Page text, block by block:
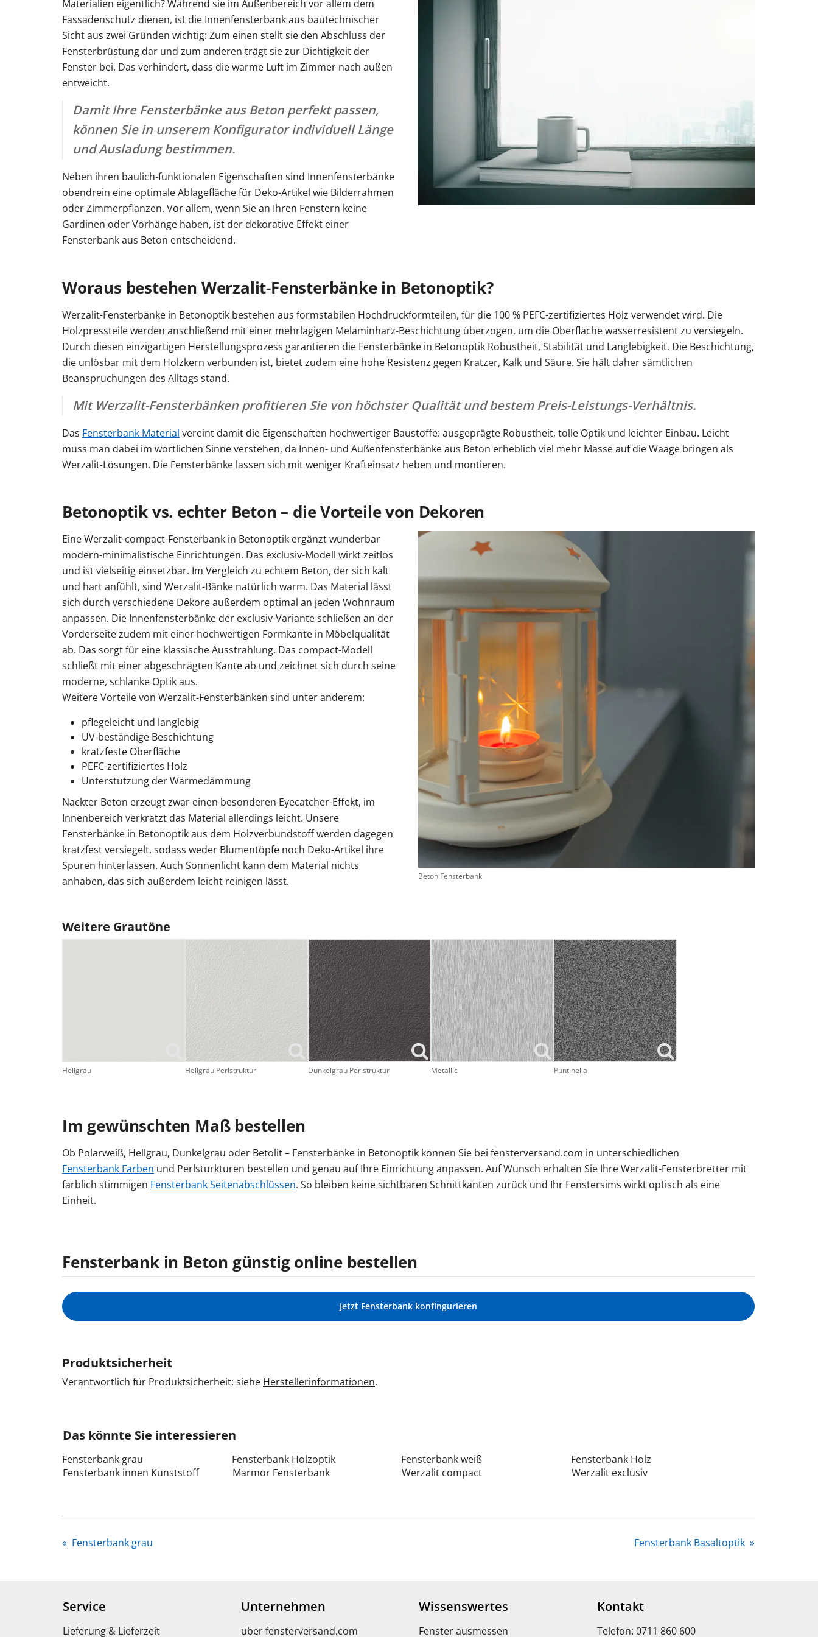
Materialien eigentlich? Während sie im Außenbereich vor allem dem
Fassadenschutz dienen, ist die Innenfensterbank aus bautechnischer
Sicht aus zwei Gründen wichtig: Zum einen stellt sie den Abschluss der
Fensterbrüstung dar und zum anderen trägt sie zur Dichtigkeit der
Fenster bei. Das verhindert, dass die warme Luft im Zimmer nach außen
entweicht.
Damit Ihre Fensterbänke aus Beton perfekt passen,
können Sie in unserem Konfigurator individuell Länge
und Ausladung bestimmen.
Neben ihren baulich-funktionalen Eigenschaften sind Innenfensterbänke
obendrein eine optimale Ablagefläche für Deko-Artikel wie Bilderrahmen
oder Zimmerpflanzen. Vor allem, wenn Sie an Ihren Fenstern keine
Gardinen oder Vorhänge haben, ist der dekorative Effekt einer
Fensterbank aus Beton entscheidend.
Woraus bestehen Werzalit-Fensterbänke in Betonoptik?
Werzalit-Fensterbänke in Betonoptik bestehen aus formstabilen Hochdruckformteilen, für die 100 % PEFC-zertifiziertes Holz verwendet wird. Die
Holzpressteile werden anschließend mit einer mehrlagigen Melaminharz-Beschichtung überzogen, um die Oberfläche wasserresistent zu versiegeln.
Durch diesen einzigartigen Herstellungsprozess garantieren die Fensterbänke in Betonoptik Robustheit, Stabilität und Langlebigkeit. Die Beschichtung,
die unlösbar mit dem Holzkern verbunden ist, bietet zudem eine hohe Resistenz gegen Kratzer, Kalk und Säure. Sie hält daher sämtlichen
Beanspruchungen des Alltags stand.
Mit Werzalit-Fensterbänken profitieren Sie von höchster Qualität und bestem Preis-Leistungs-Verhältnis.
Das Fensterbank Material vereint damit die Eigenschaften hochwertiger Baustoffe: ausgeprägte Robustheit, tolle Optik und leichter Einbau. Leicht
muss man dabei im wörtlichen Sinne verstehen, da Innen- und Außenfensterbänke aus Beton erheblich viel mehr Masse auf die Waage bringen als
Werzalit-Lösungen. Die Fensterbänke lassen sich mit weniger Krafteinsatz heben und montieren.
Betonoptik vs. echter Beton – die Vorteile von Dekoren
Eine Werzalit-compact-Fensterbank in Betonoptik ergänzt wunderbar
modern-minimalistische Einrichtungen. Das exclusiv-Modell wirkt zeitlos
und ist vielseitig einsetzbar. Im Vergleich zu echtem Beton, der sich kalt
und hart anfühlt, sind Werzalit-Bänke natürlich warm. Das Material lässt
sich durch verschiedene Dekore außerdem optimal an jeden Wohnraum
anpassen. Die Innenfensterbänke der exclusiv-Variante schließen an der
Vorderseite zudem mit einer hochwertigen Formkante in Möbelqualität
ab. Das sorgt für eine klassische Ausstrahlung. Das compact-Modell
schließt mit einer abgeschrägten Kante ab und zeichnet sich durch seine
moderne, schlanke Optik aus.
Weitere Vorteile von Werzalit-Fensterbänken sind unter anderem:
pflegeleicht und langlebig
UV-beständige Beschichtung
kratzfeste Oberfläche
PEFC-zertifiziertes Holz
Unterstützung der Wärmedämmung
Nackter Beton erzeugt zwar einen besonderen Eyecatcher-Effekt, im
Innenbereich verkratzt das Material allerdings leicht. Unsere
Fensterbänke in Betonoptik aus dem Holzverbundstoff werden dagegen
kratzfest versiegelt, sodass weder Blumentöpfe noch Deko-Artikel ihre
Spuren hinterlassen. Auch Sonnenlicht kann dem Material nichts
anhaben, das sich außerdem leicht reinigen lässt.
Beton Fensterbank
Weitere Grautöne
Hellgrau Hellgrau Perlstruktur Dunkelgrau Perlstruktur Metallic Puntinella
Im gewünschten Maß bestellen
Ob Polarweiß, Hellgrau, Dunkelgrau oder Betolit – Fensterbänke in Betonoptik können Sie bei fensterversand.com in unterschiedlichen
Fensterbank Farben und Perlsturkturen bestellen und genau auf Ihre Einrichtung anpassen. Auf Wunsch erhalten Sie Ihre Werzalit-Fensterbretter mit
farblich stimmigen Fensterbank Seitenabschlüssen. So bleiben keine sichtbaren Schnittkanten zurück und Ihr Fenstersims wirkt optisch als eine
Einheit.
Fensterbank in Beton günstig online bestellen
Jetzt Fensterbank konfingurieren
Produktsicherheit
Verantwortlich für Produktsicherheit: siehe Herstellerinformationen.
Das könnte Sie interessieren
Fensterbank grau Fensterbank Holzoptik Fensterbank weiß
Fensterbank Holz
Fensterbank innen Kunststoff
Marmor Fensterbank Werzalit compact Werzalit exclusiv
« Fensterbank grau Fensterbank Basaltoptik »
Service
Lieferung & Lieferzeit
Unternehmen
über fensterversand.com
Wissenswertes
Fenster ausmessen
Kontakt
Telefon: 0711 860 600